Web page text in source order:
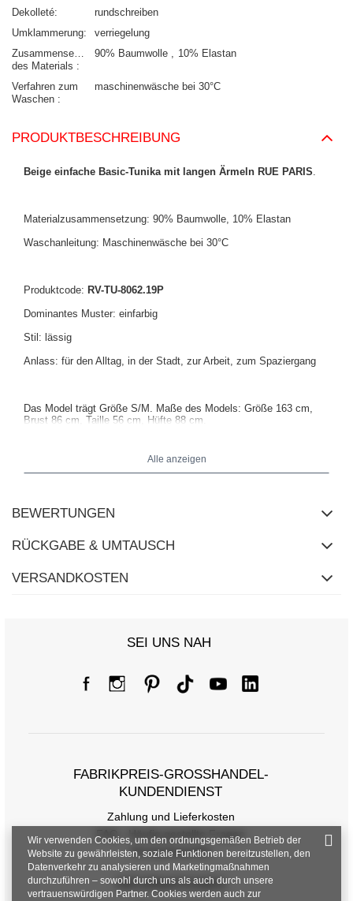
Dekolleté
rundschreiben
Umklammerung
verriegelung
Zusammensetzung
des Materials
90% Baumwolle 10% Elastan
Verfahren zum
Waschen
maschinenwäsche bei 30°C
PRODUKTBESCHREIBUNG
Beige einfache Basic-Tunika mit langen Ärmeln RUE PARIS
Materialzusammensetzung: 90% Baumwolle, 10% Elastan
Waschanleitung: Maschinenwäsche bei 30°C
Produktcode: RV-TU-8062.19P
Dominantes Muster: einfarbig
Stil: lässig
Anlass: für den Alltag, in der Stadt, zur Arbeit, zum Spaziergang
Das Model trägt Größe S/M. Maße des Models: Größe 163 cm,
Brust 86 cm, Taille 56 cm, Hüfte 88 cm.
Maße der Tunika in Größe S/M flach gemessen: Breite unter den
Alle anzeigen
BEWERTUNGEN
RÜCKGABE & UMTAUSCH
VERSANDKOSTEN
SEI UNS NAH
FABRIKPREIS-GROSSHANDEL-K
UNDENDIENST
Zahlung und Lieferkosten
FAQ - Häufig gestellte Fragen
Rückgabepolitik
INFORMATIONEN
Wir verwenden Cookies, um den ordnungsgemäßen Betrieb der
Website zu gewährleisten, soziale Funktionen bereitzustellen, den
Datenverkehr zu analysieren und Marketingmaßnahmen
durchzuführen – sowohl durch uns als auch durch unsere
vertrauenswürdigen Partner. Cookies werden auch zur